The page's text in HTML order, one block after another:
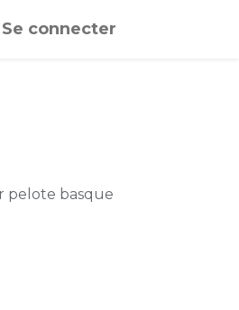
Se connecter
pelote basque